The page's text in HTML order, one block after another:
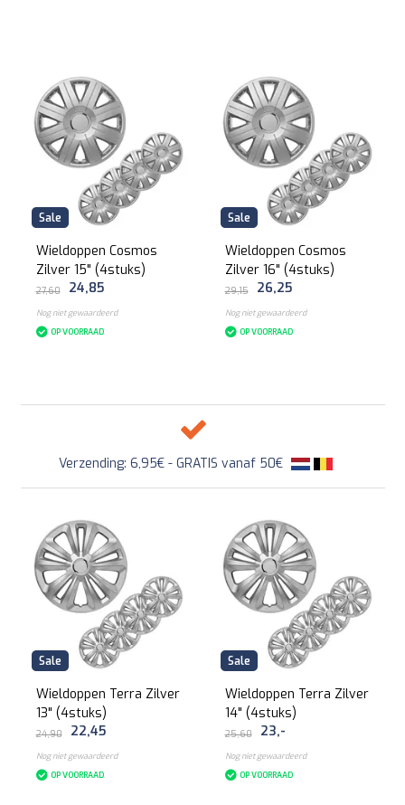
Sale
Wieldoppen Cosmos
Zilver 15" (4stuks)
27,60 24,85
Nog niet gewaardeerd
OP VOORRAAD
Sale
Wieldoppen Cosmos
Zilver 16" (4stuks)
29,15 26,25
Nog niet gewaardeerd
OP VOORRAAD
Verzending: 6,95€ - GRATIS vanaf 50€
Sale
Wieldoppen Terra Zilver
13" (4stuks)
24,90 22,45
Nog niet gewaardeerd
OP VOORRAAD
Sale
Wieldoppen Terra Zilver
14" (4stuks)
25,60 23,-
Nog niet gewaardeerd
OP VOORRAAD